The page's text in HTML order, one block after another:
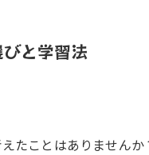
と学習法
たことはありません